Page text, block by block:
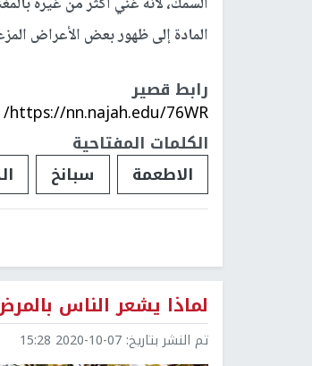
المادة إلى ظهور بعض الأعراض
رابط قصير
https://nn.najah.edu/76WR/
الكلمات المفتاحية
الاطعمة
سبانخ
لماذا يشعر الناس
تم النشر بتاريخ: 2020-10-07 15:28